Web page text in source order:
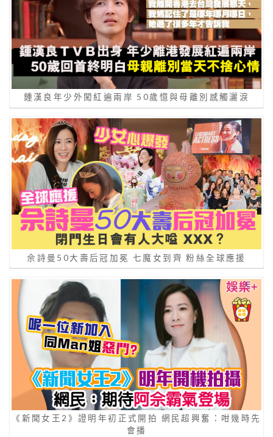
鍾漢良年少外闖紅遍兩岸 50歲憶與母離別感觸灑淚
佘詩曼50大壽后冠加冕 七魔女到齊 粉絲全球應援
《新聞女王2》證明年初正式開拍 網民超興奮：咁幾時先
會播